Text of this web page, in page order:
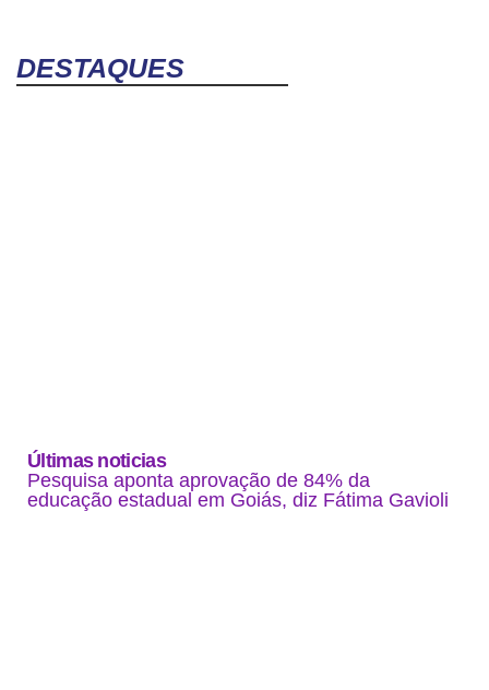
DESTAQUES
Últimas noticias
Pesquisa aponta aprovação de 84% da
educação estadual em Goiás, diz Fátima Gavioli